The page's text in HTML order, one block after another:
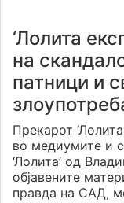
‘Лолита
на
патници и
Прекарот
во медиумите и
‘Лолита’ од
објавените
правда на САД,